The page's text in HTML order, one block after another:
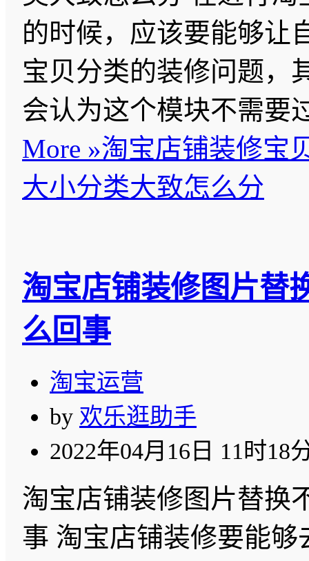
的时候，应该要能够让
宝贝分类的装修问题，
会认为这个模块不需
More »淘宝店铺装修宝
大小分类大致怎么分
淘宝店铺装修图片替
么回事
淘宝运营
by 欢乐逛助手
2022年04月16日 11时18
淘宝店铺装修图片替换
事 淘宝店铺装修要能够